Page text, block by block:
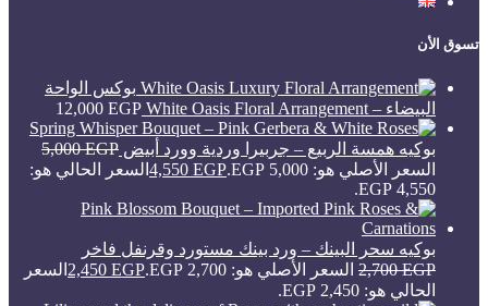
تسوق الأن
بوكس الواحة
البيضاء – White Oasis Floral Arrangement
12,000 EGP
بوكيه همسة الربيع – جربيرا وردية وورد أبيض 5,000EGP
السعر الأصلي هو: 5,000 EGP.
4,550 EGP
السعر الحالي هو:
4,550 EGP.
بوكيه سحر البينك – ورد بينك مستورد وقرنفل فاخر
2,700EGP السعر الأصلي هو: 2,700 EGP. 2,450 EGP
السعر
الحالي هو: 2,450 EGP.